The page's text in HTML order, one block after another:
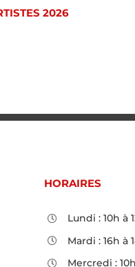
2026
HORAIRES
Lundi : 10h à
Mardi : 16h à
Mercredi :